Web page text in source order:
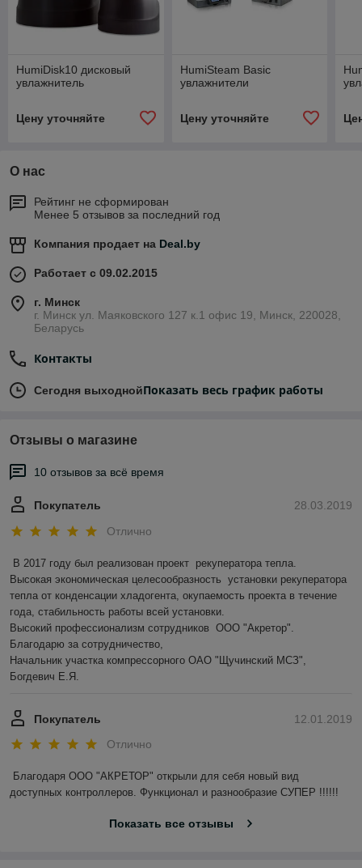
HumiDisk10 дисковый
увлажнитель
Цену уточняйте
HumiSteam Basic
увлажнители
Цену уточняйте
О нас
Рейтинг не сформирован
Менее 5 отзывов за последний год
Компания продает на Deal.by
Работает с 09.02.2015
г. Минск
г. Минск ул. Маяковского 127 к.1 офис 19, Минск, 220028,
Беларусь
Контакты
Сегодня выходнойПоказать весь график работы
Отзывы о магазине
10 отзывов за всё время
28.03.2019
Покупатель
Отлично
В 2017 году был реализован проект  рекуператора тепла.
Высокая экономическая целесообразность  установки рекуператора
тепла от конденсации хладогента, окупаемость проекта в течение
года, стабильность работы всей установки.
Высокий профессионализм сотрудников  ООО "Акретор".
Благодарю за сотрудничество,
Начальник участка компрессорного ОАО "Щучинский МСЗ",
Богдевич Е.Я.
12.01.2019
Покупатель
Отлично
Благодаря ООО "АКРЕТОР" открыли для себя новый вид
доступных контроллеров. Функционал и разнообразие СУПЕР !!!!!!
Показать все отзывы